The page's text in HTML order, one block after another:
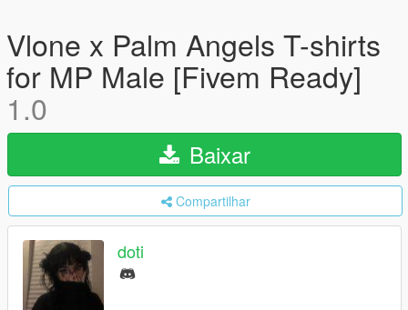
Vlone x Palm Angels T-shirts
for MP Male [Fivem Ready]
1.0
Baixar
Compartilhar
doti